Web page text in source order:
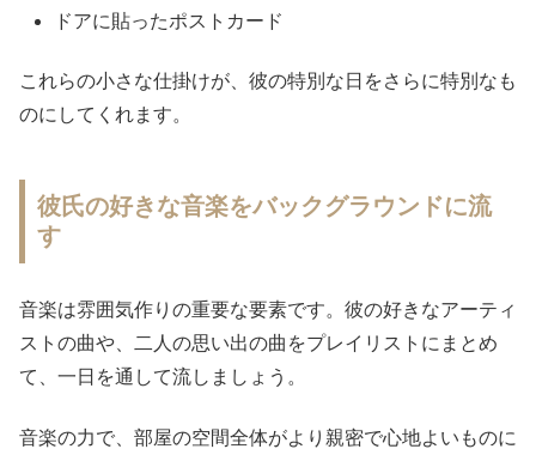
ドアに貼ったポストカード
これらの小さな仕掛けが、彼の特別な日をさらに特別なも
のにしてくれます。
彼氏の好きな音楽をバックグラウンドに流
す
音楽は雰囲気作りの重要な要素です。彼の好きなアーティ
ストの曲や、二人の思い出の曲をプレイリストにまとめ
て、一日を通して流しましょう。
音楽の力で、部屋の空間全体がより親密で心地よいものに